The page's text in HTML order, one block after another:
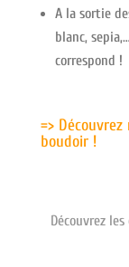
A la sortie
blanc,
correspond !
=>
boudoir !
Découvrez